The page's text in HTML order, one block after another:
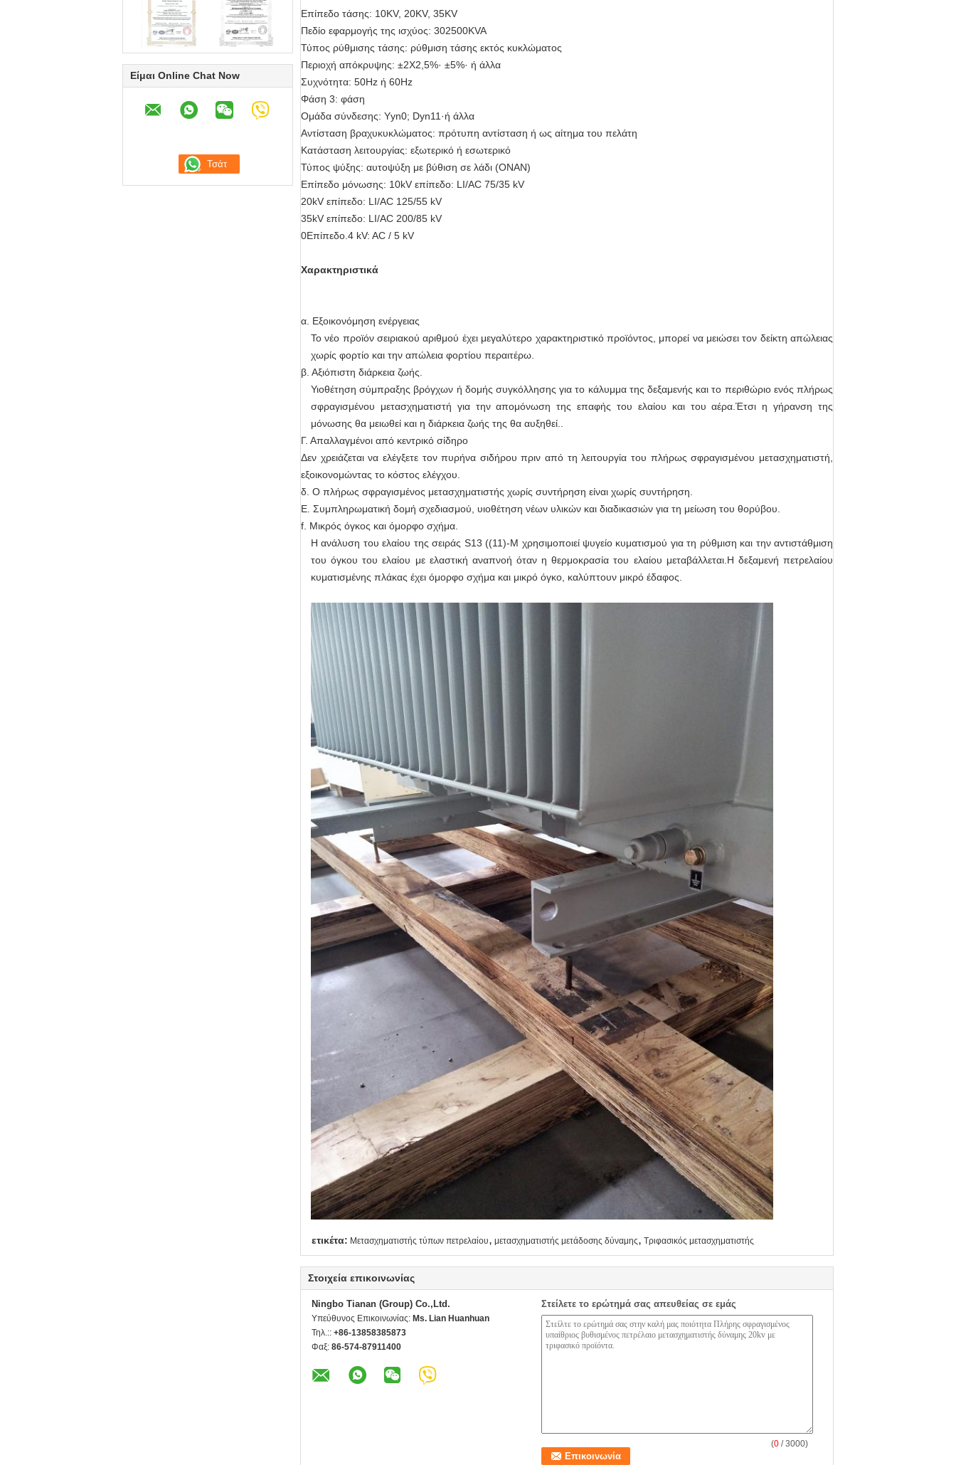
Είμαι Online Chat Now
Επίπεδο τάσης: 10KV, 20KV, 35KV
Πεδίο εφαρμογής της ισχύος: 302500KVA
Τύπος ρύθμισης τάσης: ρύθμιση τάσης εκτός κυκλώματος
Περιοχή απόκρυψης: ±2X2,5%· ±5%· ή άλλα
Συχνότητα: 50Hz ή 60Hz
Φάση 3: φάση
Ομάδα σύνδεσης: Yyn0; Dyn11·ή άλλα
Αντίσταση βραχυκυκλώματος: πρότυπη αντίσταση ή ως αίτημα του πελάτη
Κατάσταση λειτουργίας: εξωτερικό ή εσωτερικό
Τύπος ψύξης: αυτοψύξη με βύθιση σε λάδι (ONAN)
Επίπεδο μόνωσης: 10kV επίπεδο: LI/AC 75/35 kV
20kV επίπεδο: LI/AC 125/55 kV
35kV επίπεδο: LI/AC 200/85 kV
0Επίπεδο.4 kV: AC / 5 kV
Χαρακτηριστικά
α. Εξοικονόμηση ενέργειας
Το νέο προϊόν σειριακού αριθμού έχει μεγαλύτερο χαρακτηριστικό προϊόντος, μπορεί να μειώσει τον δείκτη απώλειας
χωρίς φορτίο και την απώλεια φορτίου περαιτέρω.
β. Αξιόπιστη διάρκεια ζωής.
Υιοθέτηση σύμπραξης βρόγχων ή δομής συγκόλλησης για το κάλυμμα της δεξαμενής και το περιθώριο ενός πλήρως
σφραγισμένου μετασχηματιστή για την απομόνωση της επαφής του ελαίου και του αέρα.Έτσι η γήρανση της
μόνωσης θα μειωθεί και η διάρκεια ζωής της θα αυξηθεί..
Γ. Απαλλαγμένοι από κεντρικό σίδηρο
Δεν χρειάζεται να ελέγξετε τον πυρήνα σιδήρου πριν από τη λειτουργία του πλήρως σφραγισμένου μετασχηματιστή,
εξοικονομώντας το κόστος ελέγχου.
δ. Ο πλήρως σφραγισμένος μετασχηματιστής χωρίς συντήρηση είναι χωρίς συντήρηση.
Ε. Συμπληρωματική δομή σχεδιασμού, υιοθέτηση νέων υλικών και διαδικασιών για τη μείωση του θορύβου.
f. Μικρός όγκος και όμορφο σχήμα.
Η ανάλυση του ελαίου της σειράς S13 ((11)-M χρησιμοποιεί ψυγείο κυματισμού για τη ρύθμιση και την αντιστάθμιση
του όγκου του ελαίου με ελαστική αναπνοή όταν η θερμοκρασία του ελαίου μεταβάλλεται.Η δεξαμενή πετρελαίου
κυματισμένης πλάκας έχει όμορφο σχήμα και μικρό όγκο, καλύπτουν μικρό έδαφος.
ετικέτα: Μετασχηματιστής τύπων πετρελαίου, μετασχηματιστής μετάδοσης δύναμης, Τριφασικός μετασχηματιστής
Στοιχεία επικοινωνίας
Ningbo Tianan (Group) Co.,Ltd.
Υπεύθυνος Επικοινωνίας: Ms. Lian Huanhuan
Τηλ.:: +86-13858385873
Φαξ: 86-574-87911400
Στείλετε το ερώτημά σας απευθείας σε εμάς
(0 / 3000)